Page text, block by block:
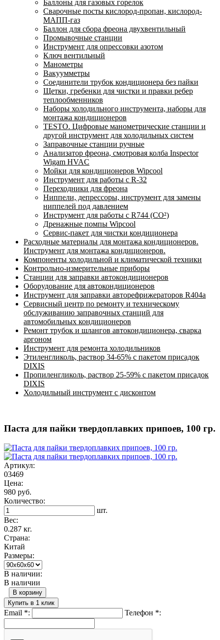
Баллоны для газовых горелок
Сварочные посты кислород-пропан, кислород-
МАПП-газ
Баллон для сбора фреона двухвентильный
Промывочные станции
Инструмент для опрессовки азотом
Ключ вентильный
Манометры
Вакуумметры
Соединители трубок кондиционера без пайки
Щетки, гребенки для чистки и правки ребер
теплообменников
Наборы холодильного инструмента, наборы для
монтажа кондиционеров
TESTO. Цифровые манометрические станции и
другой инструмент для холодильных систем
Заправочные станции ручные
Анализатор фреона, смотровая колба Inspector
Wigam HVAC
Мойки для кондиционеров Wipcool
Инструмент для работы с R-32
Переходники для фреона
Ниппели, депрессоры, инструмент для замены
ниппелей под давлением
Инструмент для работы с R744 (CO²)
Дренажные помпы Wipcool
Сервис-пакет для чистки кондиционера
Расходные материалы для монтажа кондиционеров.
Инструмент для монтажа кондиционеров.
Компоненты холодильной и климатической техники
Контрольно-измерительные приборы
Станции для заправки автокондиционеров
Оборудование для автокондиционеров
Инструмент для заправки авторефрижераторов R404a
Сервисный центр по ремонту и техническому
обслуживанию заправочных станций для
автомобильных кондиционеров
Ремонт трубок и шлангов автокондиционера, сварка
аргоном
Инструмент для ремонта холодильников
Этиленгликоль, раствор 34-65% с пакетом присадок
DIXIS
Пропиленгликоль, раствор 25-59% с пакетом присадок
DIXIS
Холодильный инструмент с дисконтом
Паста для пайки твердоплавких припоев, 100 гр.
Артикул:
03469
Цена:
980 руб.
Количество:
шт.
Вес:
0.287 кг.
Страна:
Китай
Размеры:
В наличии:
В наличии
В корзину
Купить в 1 клик
Email *: Телефон *: